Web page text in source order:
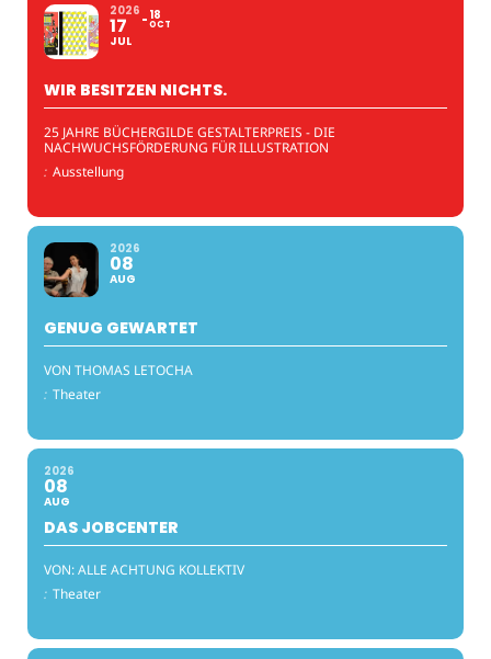
2026
17
JUL
18
OCT
WIR BESITZEN NICHTS.
25 JAHRE BÜCHERGILDE GESTALTERPREIS - DIE
NACHWUCHSFÖRDERUNG FÜR ILLUSTRATION
: Ausstellung
2026
08
AUG
GENUG GEWARTET
VON THOMAS LETOCHA
: Theater
2026
08
AUG
DAS JOBCENTER
VON: ALLE ACHTUNG KOLLEKTIV
: Theater